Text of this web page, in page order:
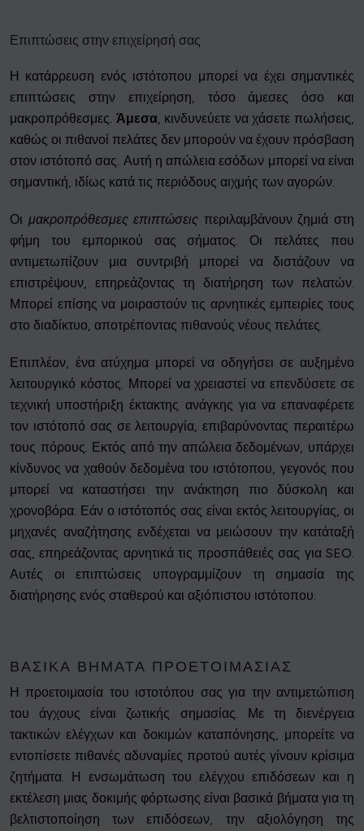
Επιπτώσεις στην επιχείρησή σας
Η κατάρρευση ενός ιστότοπου μπορεί να έχει σημαντικές
επιπτώσεις στην επιχείρηση, τόσο άμεσες όσο και
μακροπρόθεσμες. Άμεσα, κινδυνεύετε να χάσετε πωλήσεις,
καθώς οι πιθανοί πελάτες δεν μπορούν να έχουν πρόσβαση
στον ιστότοπό σας. Αυτή η απώλεια εσόδων μπορεί να είναι
σημαντική, ιδίως κατά τις περιόδους αιχμής των αγορών.
Οι μακροπρόθεσμες επιπτώσεις περιλαμβάνουν ζημιά στη
φήμη του εμπορικού σας σήματος. Οι πελάτες που
αντιμετωπίζουν μια συντριβή μπορεί να διστάζουν να
επιστρέψουν, επηρεάζοντας τη διατήρηση των πελατών.
Μπορεί επίσης να μοιραστούν τις αρνητικές εμπειρίες τους
στο διαδίκτυο, αποτρέποντας πιθανούς νέους πελάτες.
Επιπλέον, ένα ατύχημα μπορεί να οδηγήσει σε αυξημένο
λειτουργικό κόστος. Μπορεί να χρειαστεί να επενδύσετε σε
τεχνική υποστήριξη έκτακτης ανάγκης για να επαναφέρετε
τον ιστότοπό σας σε λειτουργία, επιβαρύνοντας περαιτέρω
τους πόρους. Εκτός από την απώλεια δεδομένων, υπάρχει
κίνδυνος να χαθούν δεδομένα του ιστότοπου, γεγονός που
μπορεί να καταστήσει την ανάκτηση πιο δύσκολη και
χρονοβόρα. Εάν ο ιστότοπός σας είναι εκτός λειτουργίας, οι
μηχανές αναζήτησης ενδέχεται να μειώσουν την κατάταξή
σας, επηρεάζοντας αρνητικά τις προσπάθειές σας για SEO.
Αυτές οι επιπτώσεις υπογραμμίζουν τη σημασία της
διατήρησης ενός σταθερού και αξιόπιστου ιστότοπου.
ΒΑΣΙΚΆ ΒΉΜΑΤΑ ΠΡΟΕΤΟΙΜΑΣΊΑΣ
Η προετοιμασία του ιστοτόπου σας για την αντιμετώπιση
του άγχους είναι ζωτικής σημασίας. Με τη διενέργεια
τακτικών ελέγχων και δοκιμών καταπόνησης, μπορείτε να
εντοπίσετε πιθανές αδυναμίες προτού αυτές γίνουν κρίσιμα
ζητήματα. Η ενσωμάτωση του ελέγχου επιδόσεων και η
εκτέλεση μιας δοκιμής φόρτωσης είναι βασικά βήματα για τη
βελτιστοποίηση των επιδόσεων, την αξιολόγηση της